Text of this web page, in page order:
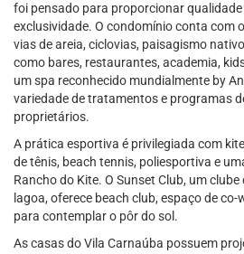
foi pensado para proporcionar qualidade
exclusividade. O condomínio conta com
vias de areia, ciclovias, paisagismo
como bares, restaurantes, academia,
um spa reconhecido mundialmente by
variedade de tratamentos e programas
proprietários.
A prática esportiva é privilegiada com
de tênis, beach tennis, poliesportiva e
Rancho do Kite. O Sunset Club, um
lagoa, oferece beach club, espaço de
para contemplar o pôr do sol.
As casas do Vila Carnaúba possuem